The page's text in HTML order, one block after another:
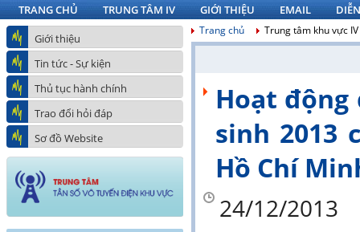
TRANG CHỦ TRUNG TÂM IV GIỚI THIỆU EMAIL
Giới thiệu
Tin tức - Sự kiện
Thủ tục hành chính
Trao đổi hỏi đáp
Sơ đồ Website
Trang chủ Trung tâm khu vực IV
Hoạt
sinh 2013
Hồ Chí
24/12/2013